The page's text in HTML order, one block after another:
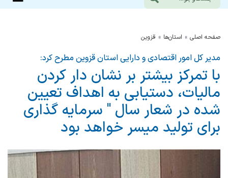
صفحه اصلی استان‌ها قزوين
مدیر کل امور اقتصادی و دارایی استان قزوین مطرح کرد:
با تمركز بیشتر بر نشان دار كردن
مالیات، دستیابی به اهداف تعیین
شده در شعار سال " سرمایه گذاری
برای تولید میسر خواهد بود